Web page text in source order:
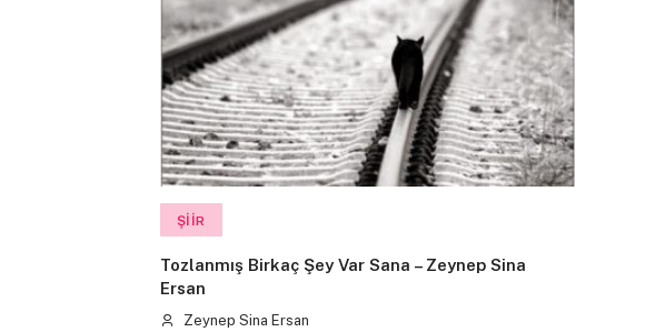
ŞIIR
Tozlanmış Birkaç Şey Var Sana – Zeynep Sina
Ersan
Zeynep Sina Ersan